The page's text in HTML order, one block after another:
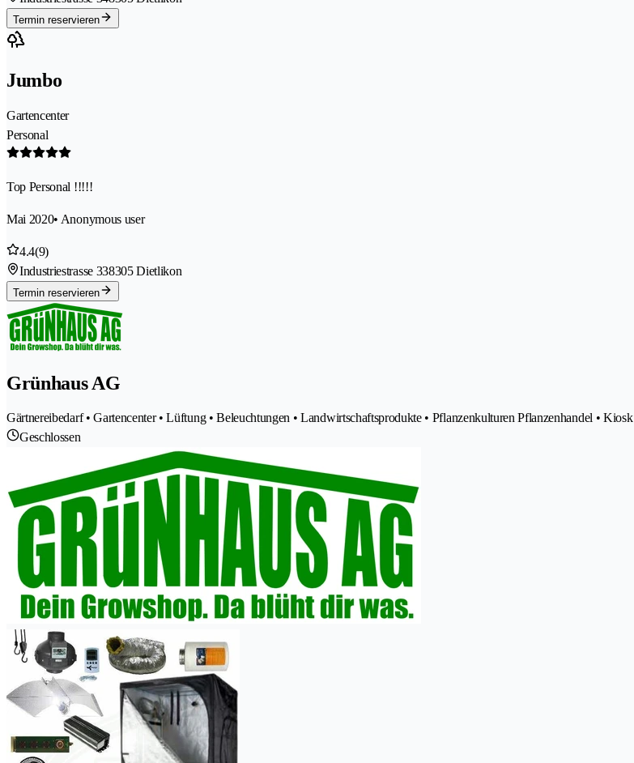
Termin reservieren
Jumbo
Gartencenter
Personal
Top Personal !!!!!
Mai 2020• Anonymous user
4.4(9)
Industriestrasse 338305 Dietlikon
Termin reservieren
Grünhaus AG
Gärtnereibedarf • Gartencenter • Lüftung • Beleuchtungen • Landwirtschaftsprodukte • Pflanzenkulturen Pflanzenhandel • Kiosk
Geschlossen